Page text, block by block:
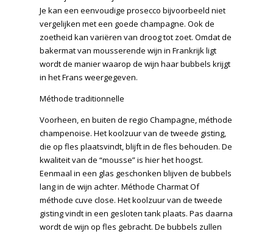
Je kan een eenvoudige prosecco bijvoorbeeld niet
vergelijken met een goede champagne. Ook de
zoetheid kan variëren van droog tot zoet. Omdat de
bakermat van mousserende wijn in Frankrijk ligt
wordt de manier waarop de wijn haar bubbels krijgt
in het Frans weergegeven.
Méthode traditionnelle
Voorheen, en buiten de regio Champagne, méthode
champenoise. Het koolzuur van de tweede gisting,
die op fles plaatsvindt, blijft in de fles behouden. De
kwaliteit van de “mousse” is hier het hoogst.
Eenmaal in een glas geschonken blijven de bubbels
lang in de wijn achter. Méthode Charmat Of
méthode cuve close. Het koolzuur van de tweede
gisting vindt in een gesloten tank plaats. Pas daarna
wordt de wijn op fles gebracht. De bubbels zullen